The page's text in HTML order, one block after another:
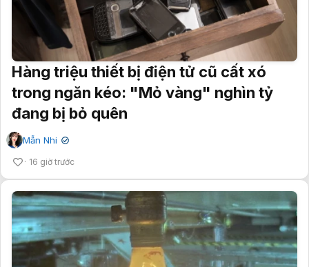
Hàng triệu thiết bị điện tử cũ cất xó
trong ngăn kéo: "Mỏ vàng" nghìn tỷ
đang bị bỏ quên
Mẫn Nhi ✔
16 giờ trước